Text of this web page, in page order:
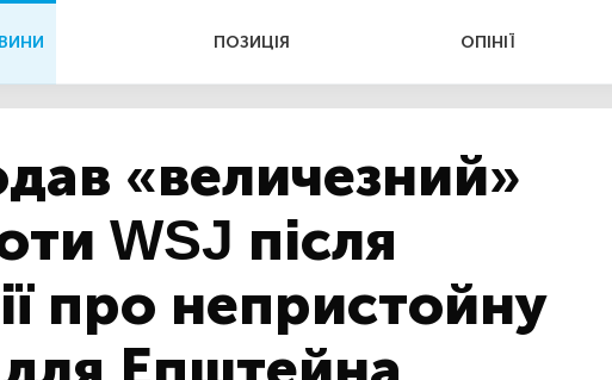
ПОЗИЦІЯ ОПІНІЇ
«величезний»
WSJ після
про непристойну